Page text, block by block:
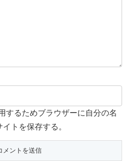
するためブラウザーに自分の名
トを保存する。